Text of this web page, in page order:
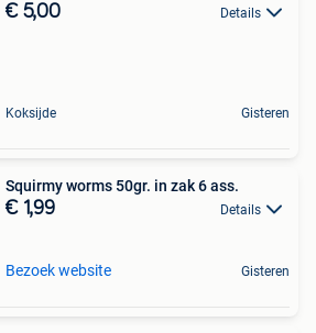
€ 5,00 Details
Koksijde Gisteren
Squirmy worms 50gr. in zak 6 ass.
€ 1,99 Details
Bezoek website Gisteren